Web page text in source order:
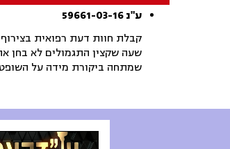
ע"נ 59661-03-16
שעה שקצין התגמולים לא בחן
שמתחה ביקורת מידה על